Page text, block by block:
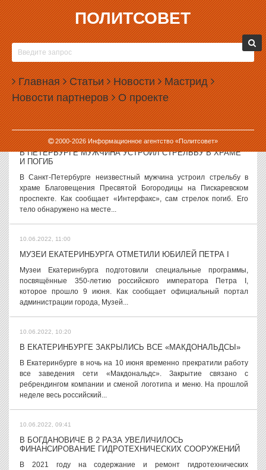
ПОЛИТСОВЕТ
Главная Статьи Новости Мастрид
Новости партнеров О проекте
2000-2026Информационное агентство «Политсовет»
10.06.2022, 12:22
ОЛЕГ МИТВОЛЬ ЗАДЕРЖАН ПРИ ПОПЫТКЕ ВЫЛЕТЕТЬ В
ДУБАЙ
В московском аэропорту Внуково при попытке вылететь в Дубай
задержан бывший заместитель главы Росприроднадзора, бывший
префект Северного административного округа Москвы Олег
Митволь. Как сообщает...
10.06.2022, 11:37
В ПЕТЕРБУРГЕ МУЖЧИНА УСТРОИЛ СТРЕЛЬБУ В ХРАМЕ
И ПОГИБ
В Санкт-Петербурге неизвестный мужчина устроил стрельбу в
храме Благовещения Пресвятой Богородицы на Пискаревском
проспекте. Как сообщает «Интерфакс», сам стрелок погиб. Его
тело обнаружено на месте...
10.06.2022, 11:00
МУЗЕИ ЕКАТЕРИНБУРГА ОТМЕТИЛИ ЮБИЛЕЙ ПЕТРА I
Музеи Екатеринбурга подготовили специальные программы,
посвящённые 350-летию российского императора Петра I,
которое прошло 9 июня. Как сообщает официальный портал
администрации города, Музей...
10.06.2022, 10:20
В ЕКАТЕРИНБУРГЕ ЗАКРЫЛИСЬ ВСЕ «МАКДОНАЛЬДСЫ»
В Екатеринбурге в ночь на 10 июня временно прекратили работу
все заведения сети «Макдональдс». Закрытие связано с
ребрендингом компании и сменой логотипа и меню. На прошлой
неделе весь российский...
10.06.2022, 09:41
В БОГДАНОВИЧЕ В 2 РАЗА УВЕЛИЧИЛОСЬ
ФИНАНСИРОВАНИЕ ГИДРОТЕХНИЧЕСКИХ СООРУЖЕНИЙ
В 2021 году на содержание и ремонт гидротехнических